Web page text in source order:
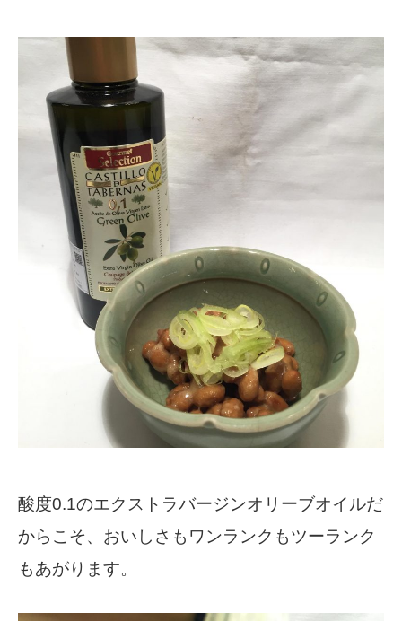
酸度0.1のエクストラバージンオリーブオイルだ
からこそ、おいしさもワンランクもツーランク
もあがります。